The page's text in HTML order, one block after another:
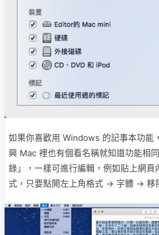
如果你喜歡用 Windows 的記事本功能
興 Mac 裡也有個看名稱就知道功能相
錄」，一樣可進行編輯，例如貼上網頁
式，只要點開左上角格式 → 字體 → 移